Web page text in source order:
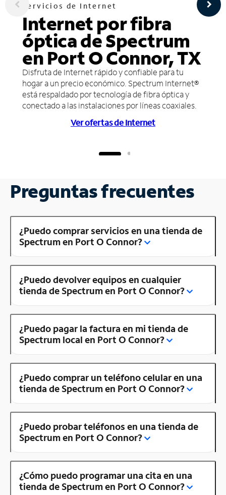
Servicios de Internet
Internet por fibra
óptica de Spectrum
en Port O Connor, TX
Disfruta de Internet rápido y confiable para tu
hogar a un precio económico. Spectrum Internet®
está respaldado por tecnología de fibra óptica y
conectado a las instalaciones por líneas coaxiales.
Ver ofertas de Internet
Preguntas frecuentes
¿Puedo comprar servicios en una tienda de
Spectrum en Port O Connor?
¿Puedo devolver equipos en cualquier
tienda de Spectrum en Port O Connor?
¿Puedo pagar la factura en mi tienda de
Spectrum local en Port O Connor?
¿Puedo comprar un teléfono celular en una
tienda de Spectrum en Port O Connor?
¿Puedo probar teléfonos en una tienda de
Spectrum en Port O Connor?
¿Cómo puedo programar una cita en una
tienda de Spectrum en Port O Connor?